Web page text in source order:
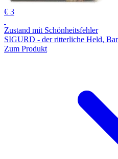
€ 3
Zustand mit Schönheitsfehler
SIGURD - der ritterliche Held,
Zum Produkt